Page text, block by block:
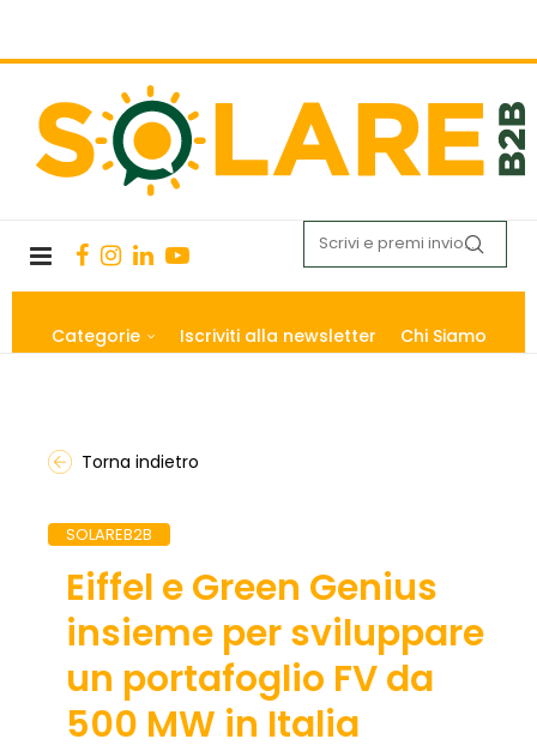
Categorie Iscriviti alla newsletter Chi Siamo
Torna indietro
SOLAREB2B
Eiffel e Green Genius
insieme per sviluppare
un portafoglio FV da
500 MW in Italia